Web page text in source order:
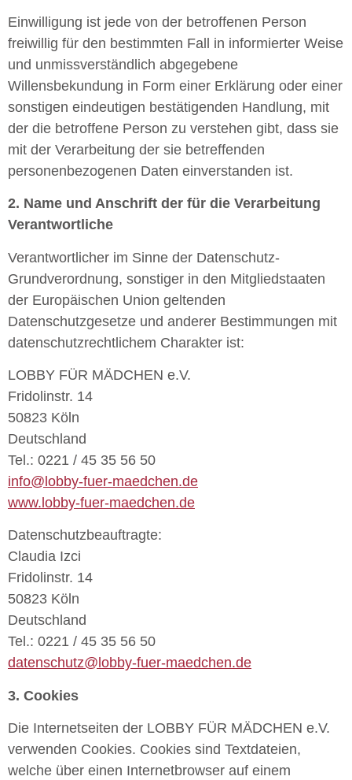
Einwilligung ist jede von der betroffenen Person
freiwillig für den bestimmten Fall in informierter Weise
und unmissverständlich abgegebene
Willensbekundung in Form einer Erklärung oder einer
sonstigen eindeutigen bestätigenden Handlung, mit
der die betroffene Person zu verstehen gibt, dass sie
mit der Verarbeitung der sie betreffenden
personenbezogenen Daten einverstanden ist.
2. Name und Anschrift der für die Verarbeitung
Verantwortliche
Verantwortlicher im Sinne der Datenschutz-
Grundverordnung, sonstiger in den Mitgliedstaaten
der Europäischen Union geltenden
Datenschutzgesetze und anderer Bestimmungen mit
datenschutzrechtlichem Charakter ist:
LOBBY FÜR MÄDCHEN e.V.
Fridolinstr. 14
50823 Köln
Deutschland
Tel.: 0221 / 45 35 56 50
info@lobby-fuer-maedchen.de
www.lobby-fuer-maedchen.de
Datenschutzbeauftragte:
Claudia Izci
Fridolinstr. 14
50823 Köln
Deutschland
Tel.: 0221 / 45 35 56 50
datenschutz@lobby-fuer-maedchen.de
3. Cookies
Die Internetseiten der LOBBY FÜR MÄDCHEN e.V.
verwenden Cookies. Cookies sind Textdateien,
welche über einen Internetbrowser auf einem